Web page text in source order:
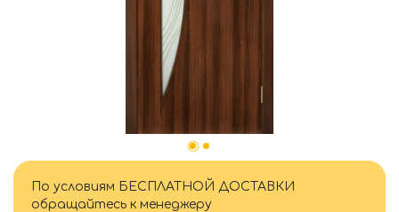
По условиям БЕСПЛАТНОЙ ДОСТАВКИ
обращайтесь к менеджеру